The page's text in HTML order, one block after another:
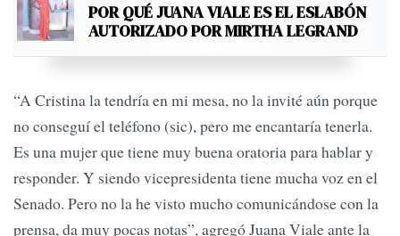
POR QUÉ JUANA VIALE ES EL ESLABÓN
AUTORIZADO POR MIRTHA LEGRAND
“A Cristina la tendría en mi mesa, no la invité aún porque
no conseguí el teléfono (sic), pero me encantaría tenerla.
Es una mujer que tiene muy buena oratoria para hablar y
responder. Y siendo vicepresidenta tiene mucha voz en el
Senado. Pero no la he visto mucho comunicándose con la
prensa, da muy pocas notas”, agregó Juana Viale ante la